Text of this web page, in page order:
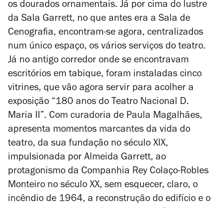
os dourados ornamentais. Já por cima do lustre
da Sala Garrett, no que antes era a Sala de
Cenografia, encontram-se agora, centralizados
num único espaço, os vários serviços do teatro.
Já no antigo corredor onde se encontravam
escritórios em tabique, foram instaladas cinco
vitrines, que vão agora servir para acolher a
exposição “180 anos do Teatro Nacional D.
Maria II”. Com curadoria de Paula Magalhães,
apresenta momentos marcantes da vida do
teatro, da sua fundação no século XIX,
impulsionada por Almeida Garrett, ao
protagonismo da Companhia Rey Colaço-Robles
Monteiro no século XX, sem esquecer, claro, o
incêndio de 1964, a reconstrução do edifício e o